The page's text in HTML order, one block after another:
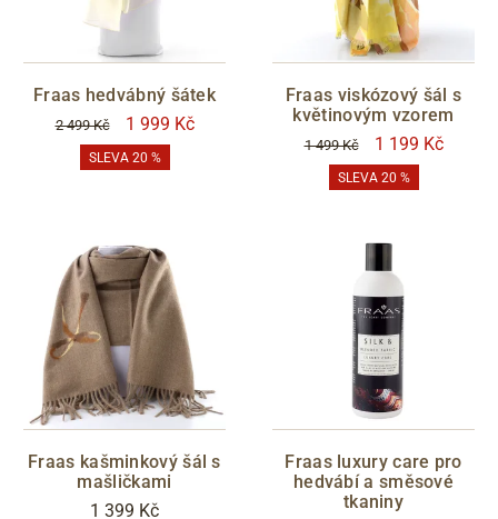
Fraas hedvábný šátek
2 499 Kč 1 999 Kč
SLEVA 20 %
Fraas viskózový šál s
květinovým vzorem
1 499 Kč 1 199 Kč
SLEVA 20 %
Fraas kašminkový šál s
mašličkami
1 399 Kč
Fraas luxury care pro
hedvábí a směsové
tkaniny